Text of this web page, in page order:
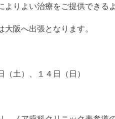
よりよい治療をご提供できる
大阪へ出張となります。
（土）、１４日（日）